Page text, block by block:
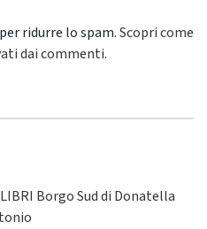
ridurre lo spam.Scopri come
dai commenti.
Borgo Sud di Donatella